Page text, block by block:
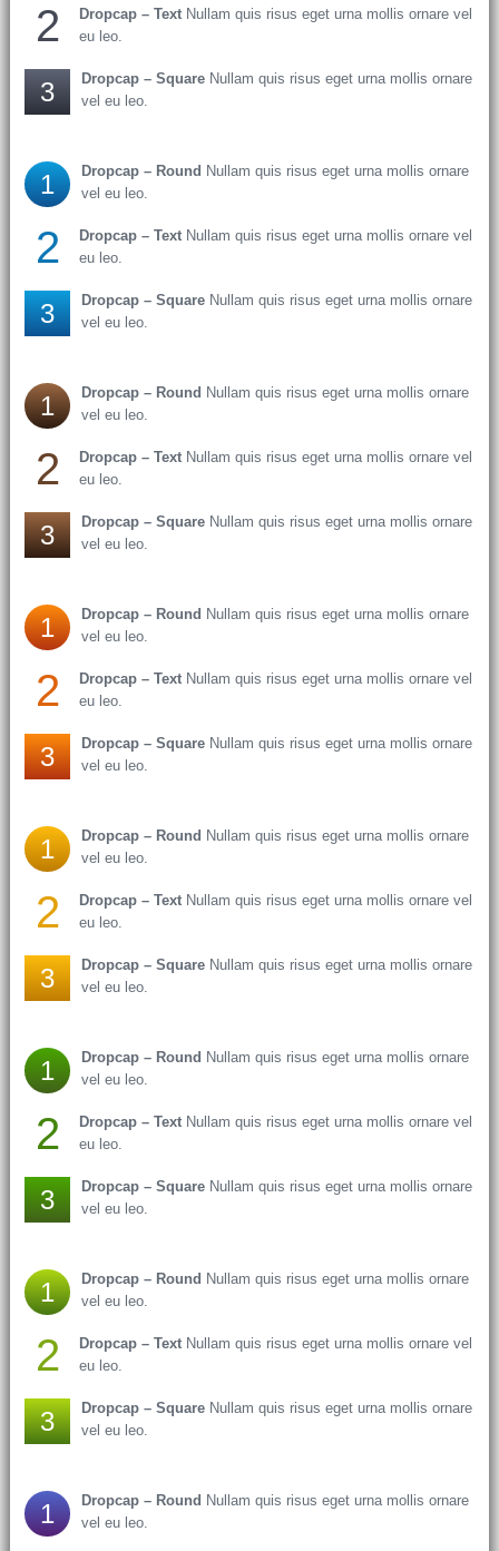
2 Dropcap – TextNullam quis risus eget urna mollis ornare vel
eu leo.
3 Dropcap – SquareNullam quis risus eget urna mollis ornare
vel eu leo.
1 Dropcap – Round Nullam quis risus eget urna mollis ornare
vel eu leo.
2 Dropcap – TextNullam quis risus eget urna mollis ornare vel
eu leo.
3 Dropcap – SquareNullam quis risus eget urna mollis ornare
vel eu leo.
1 Dropcap – Round Nullam quis risus eget urna mollis ornare
vel eu leo.
2 Dropcap – TextNullam quis risus eget urna mollis ornare vel
eu leo.
3 Dropcap – SquareNullam quis risus eget urna mollis ornare
vel eu leo.
1 Dropcap – Round Nullam quis risus eget urna mollis ornare
vel eu leo.
2 Dropcap – TextNullam quis risus eget urna mollis ornare vel
eu leo.
3 Dropcap – SquareNullam quis risus eget urna mollis ornare
vel eu leo.
1 Dropcap – Round Nullam quis risus eget urna mollis ornare
vel eu leo.
2 Dropcap – TextNullam quis risus eget urna mollis ornare vel
eu leo.
3 Dropcap – SquareNullam quis risus eget urna mollis ornare
vel eu leo.
1 Dropcap – Round Nullam quis risus eget urna mollis ornare
vel eu leo.
2 Dropcap – TextNullam quis risus eget urna mollis ornare vel
eu leo.
3 Dropcap – SquareNullam quis risus eget urna mollis ornare
vel eu leo.
1 Dropcap – Round Nullam quis risus eget urna mollis ornare
vel eu leo.
2 Dropcap – TextNullam quis risus eget urna mollis ornare vel
eu leo.
3 Dropcap – SquareNullam quis risus eget urna mollis ornare
vel eu leo.
1 Dropcap – Round Nullam quis risus eget urna mollis ornare
vel eu leo.